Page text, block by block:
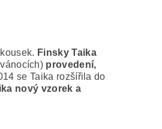
Finsky Taika
provedení,
se Taika rozšířila do
nový vzorek a